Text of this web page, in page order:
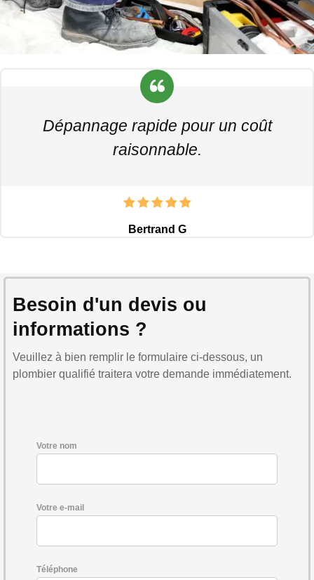
Dépannage rapide pour un coût
raisonnable.
Bertrand G
Besoin d'un devis ou
informations ?
Veuillez à bien remplir le formulaire ci-dessous, un
plombier qualifié traitera votre demande immédiatement.
Votre nom
Votre e-mail
Téléphone